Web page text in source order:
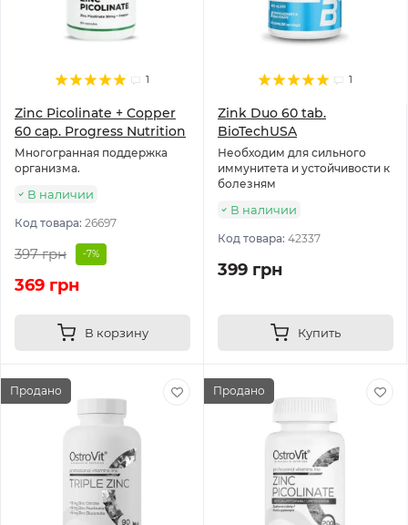
1
Zinc Picolinate + Copper
60 cap. Progress Nutrition
Многогранная поддержка
организма.
В наличии
Код товара: 26697
397 грн -7%
369 грн
В корзину
1
Zink Duo 60 tab.
BioTechUSA
Необходим для сильного
иммунитета и устойчивости к
болезням
В наличии
Код товара: 42337
399 грн
Купить
Продано Продано